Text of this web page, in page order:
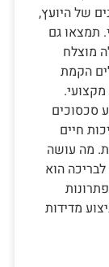
של היועץ,
תמצאו גם
מוצלח
הקמת
סכסוכים
חיים
מה עושה
הוא
מדידות